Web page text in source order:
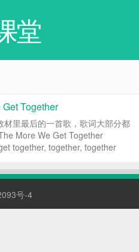
堂
Together
材里最后的一首歌，歌词大部分都
More We Get Together
together, together, together
号-4